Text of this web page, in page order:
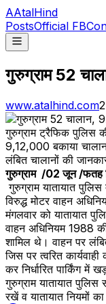
AAtalHind
PostsOfficial FB
गुरुग्राम 52
www.atalhind.com
गुरुग्राम ट्रैफिक पुलिस
9,12,000 बकाया
लंबित चालानों की
गुरुग्राम /02 जून /फतह
गुरुग्राम यातायात
विरुद्ध मोटर वाहन
मंगलवार को यातायात
वाहन अधिनियम 1988
शामिल थे। वाहन पर
जिस पर त्वरित
कर निर्धारित पार्किंग में
गुरुग्राम यातायात
रखें व यातायात नियमों